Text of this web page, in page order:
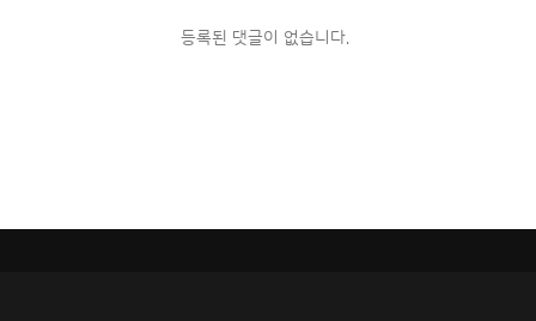
등록된 댓글이 없습니다.